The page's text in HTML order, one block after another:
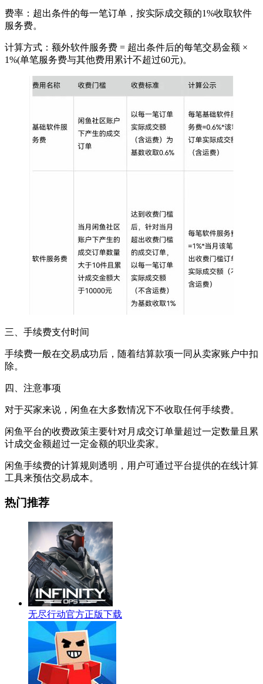
费率：超出条件的每一笔订单，按实际成交额的1%收取软件
服务费。
计算方式：额外软件服务费 = 超出条件后的每笔交易金额 ×
1%(单笔服务费与其他费用累计不超过60元)。
三、手续费支付时间
手续费一般在交易成功后，随着结算款项一同从卖家账户中扣
除。
四、注意事项
对于买家来说，闲鱼在大多数情况下不收取任何手续费。
闲鱼平台的收费政策主要针对月成交订单量超过一定数量且累
计成交金额超过一定金额的职业卖家。
闲鱼手续费的计算规则透明，用户可通过平台提供的在线计算
工具来预估交易成本。
热门推荐
无尽行动官方正版下载